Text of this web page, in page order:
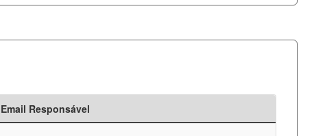
Email Responsável